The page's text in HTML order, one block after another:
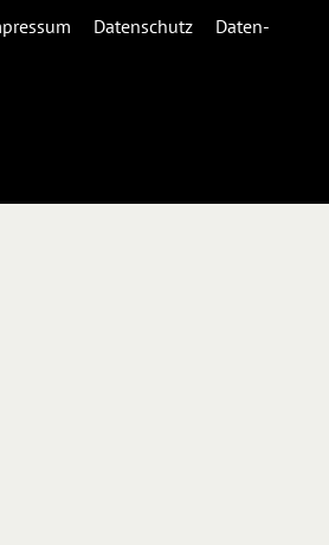
Datenschutz
Daten-